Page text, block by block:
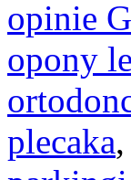
opinie
opony
plecaka,